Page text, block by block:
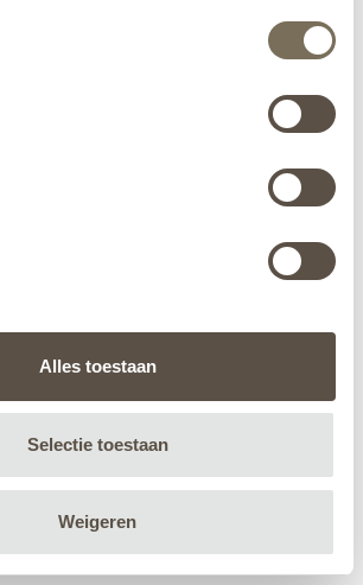
Alles toestaan
Selectie toestaan
Weigeren